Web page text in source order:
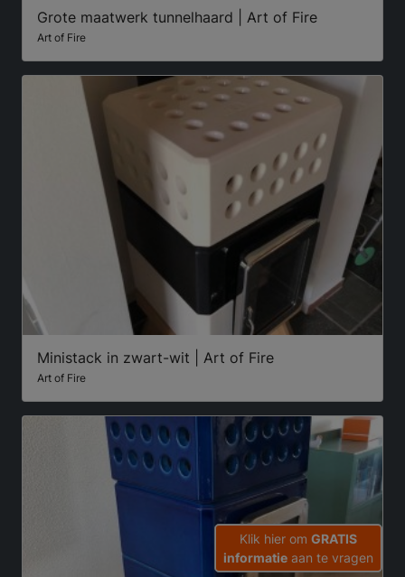
Grote maatwerk tunnelhaard | Art of Fire
Art of Fire
Ministack in zwart-wit | Art of Fire
Art of Fire
Klik hier om GRATIS
informatie aan te vragen